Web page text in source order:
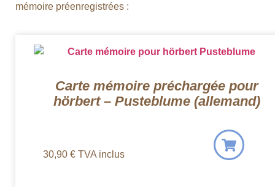
mémoire préenregistrées :
Carte mémoire préchargée pour
hörbert – Pusteblume (allemand)
30,90 € TVA inclus